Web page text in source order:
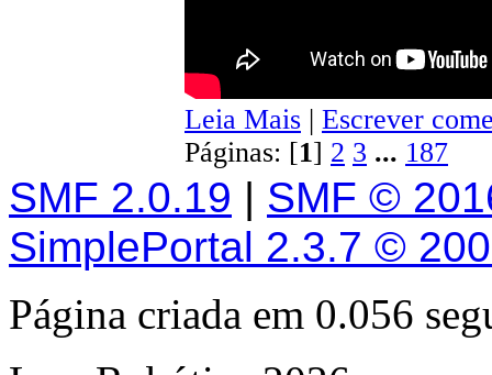
Leia Mais | Escrever
Páginas: [1] 2 3 ... 187
SMF 2.0.19 | SMF ©
SimplePortal 2.3.7 ©
Página criada em 0.056